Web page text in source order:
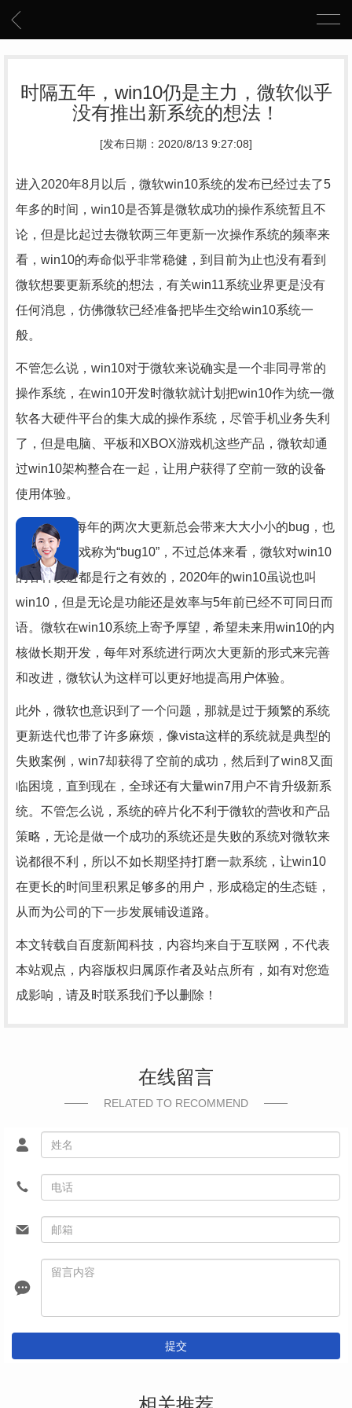
时隔五年，win10仍是主力，微软似乎
没有推出新系统的想法！
[发布日期：2020/8/13 9:27:08]
进入2020年8月以后，微软win10系统的发布已经过去了5
年多的时间，win10是否算是微软成功的操作系统暂且不
论，但是比起过去微软两三年更新一次操作系统的频率来
看，win10的寿命似乎非常稳健，到目前为止也没有看到
微软想要更新系统的想法，有关win11系统业界更是没有
任何消息，仿佛微软已经准备把毕生交给win10系统一
般。
不管怎么说，win10对于微软来说确实是一个非同寻常的
操作系统，在win10开发时微软就计划把win10作为统一微
软各大硬件平台的集大成的操作系统，尽管手机业务失利
了，但是电脑、平板和XBOX游戏机这些产品，微软却通
过win10架构整合在一起，让用户获得了空前一致的设备
使用体验。
尽管win10每年的两次大更新总会带来大大小小的bug，也
被不少用户戏称为“bug10”，不过总体来看，微软对win10
的各种改进都是行之有效的，2020年的win10虽说也叫
win10，但是无论是功能还是效率与5年前已经不可同日而
语。微软在win10系统上寄予厚望，希望未来用win10的内
核做长期开发，每年对系统进行两次大更新的形式来完善
和改进，微软认为这样可以更好地提高用户体验。
此外，微软也意识到了一个问题，那就是过于频繁的系统
更新迭代也带了许多麻烦，像vista这样的系统就是典型的
失败案例，win7却获得了空前的成功，然后到了win8又面
临困境，直到现在，全球还有大量win7用户不肯升级新系
统。不管怎么说，系统的碎片化不利于微软的营收和产品
策略，无论是做一个成功的系统还是失败的系统对微软来
说都很不利，所以不如长期坚持打磨一款系统，让win10
在更长的时间里积累足够多的用户，形成稳定的生态链，
从而为公司的下一步发展铺设道路。
本文转载自百度新闻科技，内容均来自于互联网，不代表
本站观点，内容版权归属原作者及站点所有，如有对您造
成影响，请及时联系我们予以删除！
在线留言
RELATED TO RECOMMEND
提交